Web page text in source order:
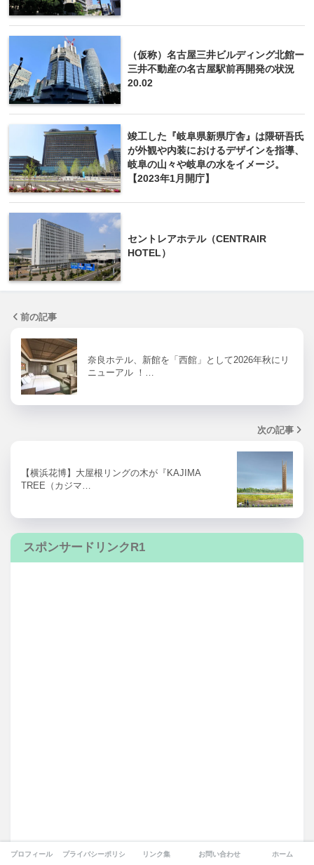
（仮称）名古屋三井ビルディング北館ー
三井不動産の名古屋駅前再開発の状況
20.02
竣工した『岐阜県新県庁舎』は隈研吾氏
が外観や内装におけるデザインを指導、
岐阜の山々や岐阜の水をイメージ。
【2023年1月開庁】
セントレアホテル（CENTRAIR
HOTEL）
前の記事
奈良ホテル、新館を「西館」として2026年秋にリ
ニューアル ！…
次の記事
【横浜花博】大屋根リングの木が『KAJIMA
TREE（カジマ…
スポンサードリンクR1
プロフィール プライバシーポリシー リンク集 お問い合わせ ホーム